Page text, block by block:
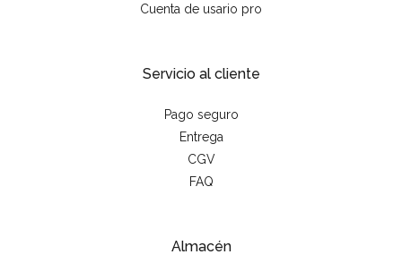
Cuenta de usario pro
Servicio al cliente
Pago seguro
Entrega
CGV
FAQ
Almacén